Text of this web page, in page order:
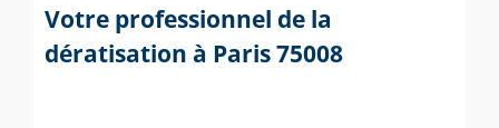
Votre professionnel de la
dératisation à Paris 75008